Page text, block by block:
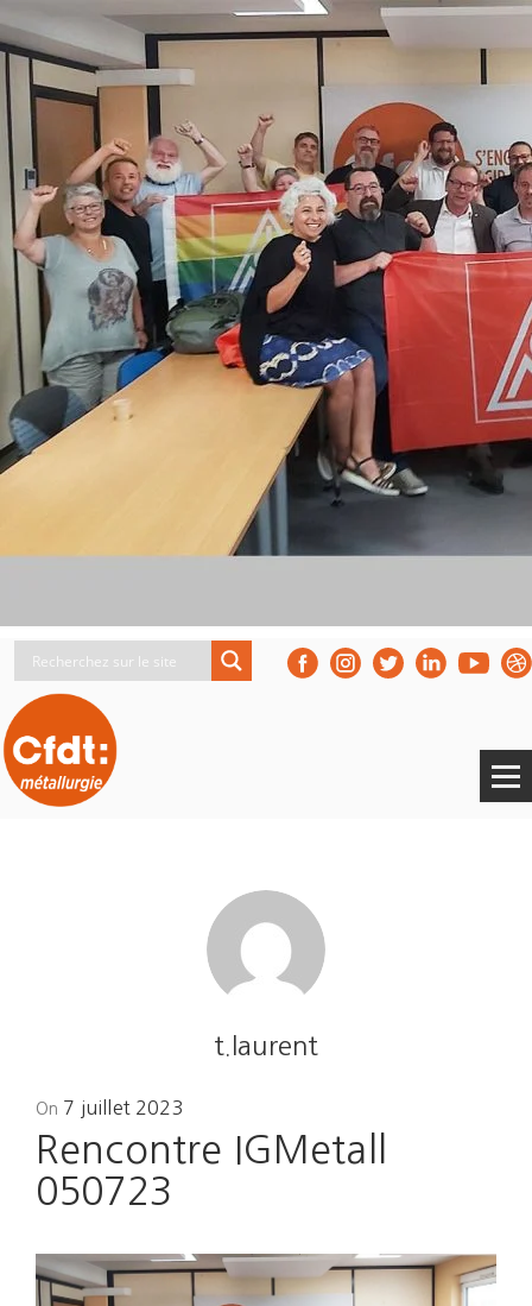
t.laurent
On Posted
7 juillet 2023
Rencontre IGMetall
050723